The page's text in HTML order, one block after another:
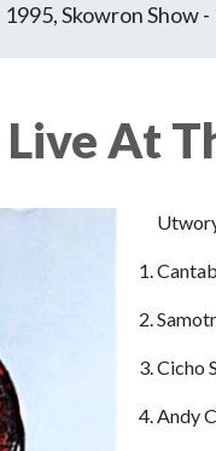
1995, Skowron Show
At
Cicho
Andy